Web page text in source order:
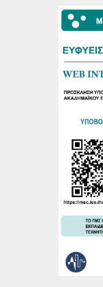
Πρόγραμμα
Εργασιών
Πρόγραμμα
18/06/2026
Πρόγραμμα
Εργασιών
19/02/2026